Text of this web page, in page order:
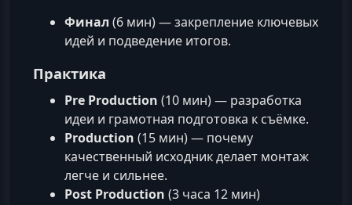
Финал (6 мин) — закрепление ключевых
идей и подведение итогов.
Практика
Pre Production (10 мин) — разработка
идеи и грамотная подготовка к съёмке.
Production (15 мин) — почему
качественный исходник делает монтаж
легче и сильнее.
Post Production (3 часа 12 мин)